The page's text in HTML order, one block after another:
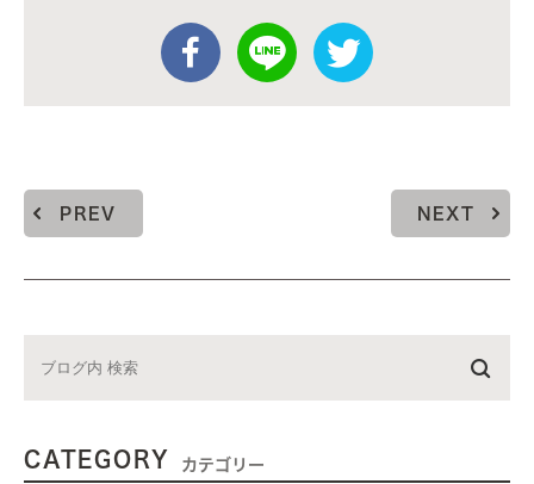
PREV NEXT
CATEGORY カテゴリー